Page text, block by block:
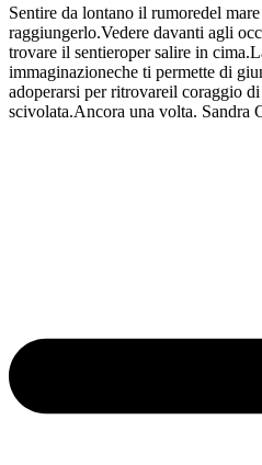
Sentire da lontano il rumoredel
raggiungerlo.Vedere davanti agli
trovare il sentieroper salire in
immaginazioneche ti permette di
adoperarsi per ritrovareil coraggio di
scivolata.Ancora una volta. Sandra